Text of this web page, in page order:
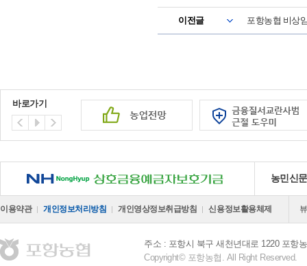
이전글 포항농협 비상
바로가기
NH 상호금융예금자보호기금 농민신
이용약관 개인정보처리방침 개인영상정보취급방침 신용정보활용체제
주소 : 포항시 북구 새천년대로 1220 포항
Copyright© 포항농협. All Right Reserved.